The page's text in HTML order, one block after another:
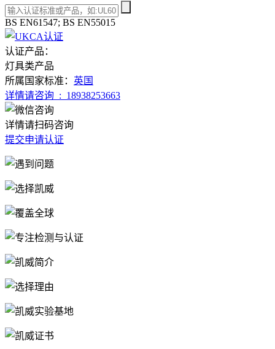
BS EN61547; BS EN55015
认证产品：
灯具类产品
所属国家标准： 英国
详情请咨询 : 18938253663
详情请扫码咨询
提交申请认证